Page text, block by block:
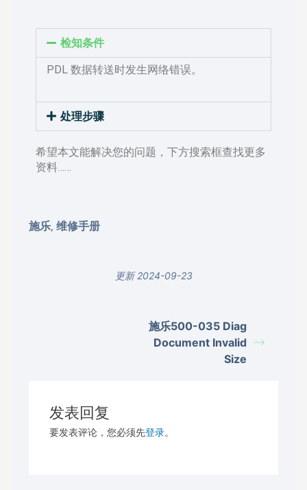
检知条件
PDL 数据转送时发生网络错误。
处理步骤
希望本文能解决您的问题，下方搜索框查找更多
资料……
施乐,维修手册
更新 2024-09-23
施乐500-035 Diag
Document Invalid
Size
发表回复
要发表评论，您必须先登录。